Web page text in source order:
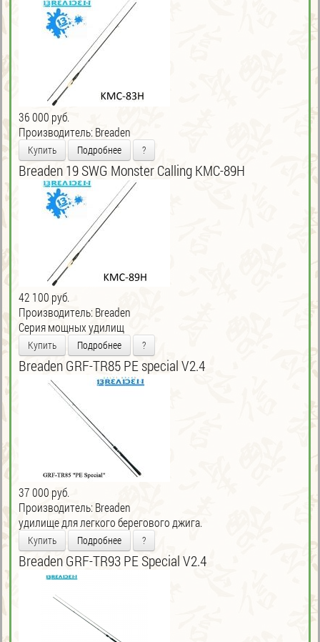
36 000 руб.
Производитель: Breaden
Купить Подробнее ?
Breaden 19 SWG Monster Calling KMC-89H
42 100 руб.
Производитель:Breaden
Серия мощных удилищ
Купить Подробнее ?
Breaden GRF-TR85 PE special V2.4
37 000 руб.
Производитель: Breaden
удилище для легкого берегового джига.
Купить Подробнее ?
Breaden GRF-TR93 PE Special V2.4